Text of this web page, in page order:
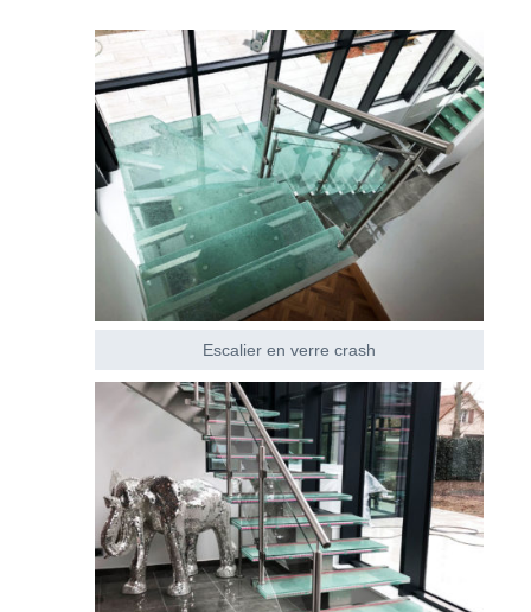
Escalier en verre crash